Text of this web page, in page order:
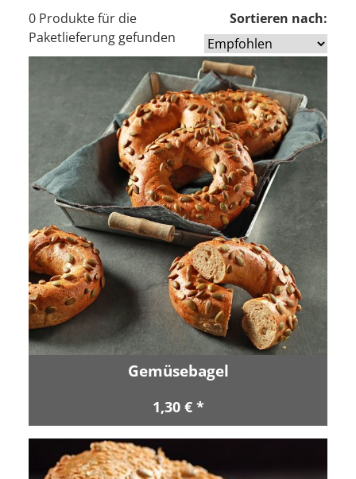
0 Produkte für die
Paketlieferung gefunden
Sortieren nach:
Gemüsebagel
1,30 € *